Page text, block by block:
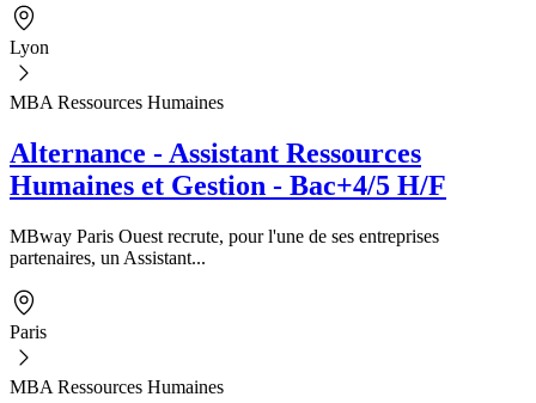
Lyon
MBA Ressources Humaines
Alternance - Assistant Ressources
Humaines et Gestion - Bac+4/5 H/F
MBway Paris Ouest recrute, pour l'une de ses entreprises
partenaires, un Assistant...
Paris
MBA Ressources Humaines